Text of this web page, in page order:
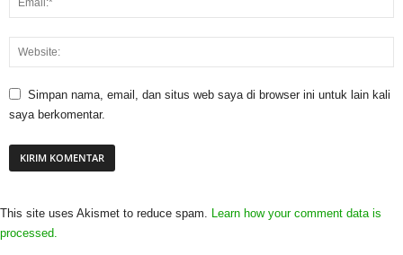
Simpan nama, email, dan situs web saya di browser ini untuk lain kali
saya berkomentar.
This site uses Akismet to reduce spam. Learn how your comment data is
processed.